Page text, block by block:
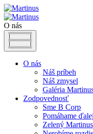
O nás
O nás
Náš príbeh
Náš zmysel
Galéria
Zodpovednosť
Sme B Corp
Pomáhame ďalej
Zelený Martinus